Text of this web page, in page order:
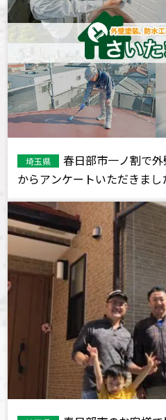
埼玉県
春日部市一ノ割で
からアンケートいただきまし